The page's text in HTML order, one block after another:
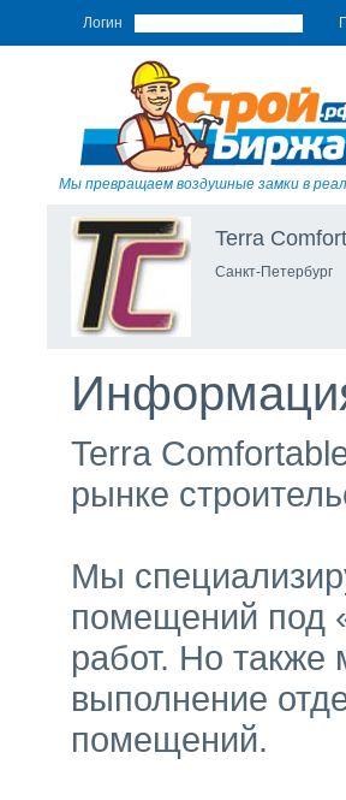
Логин
Мы превращаем воздушные замки в
Terra
Санкт-Петербург
Terra
рынке
Мы
помещений под
работ. Но также
выполнение
помещений.